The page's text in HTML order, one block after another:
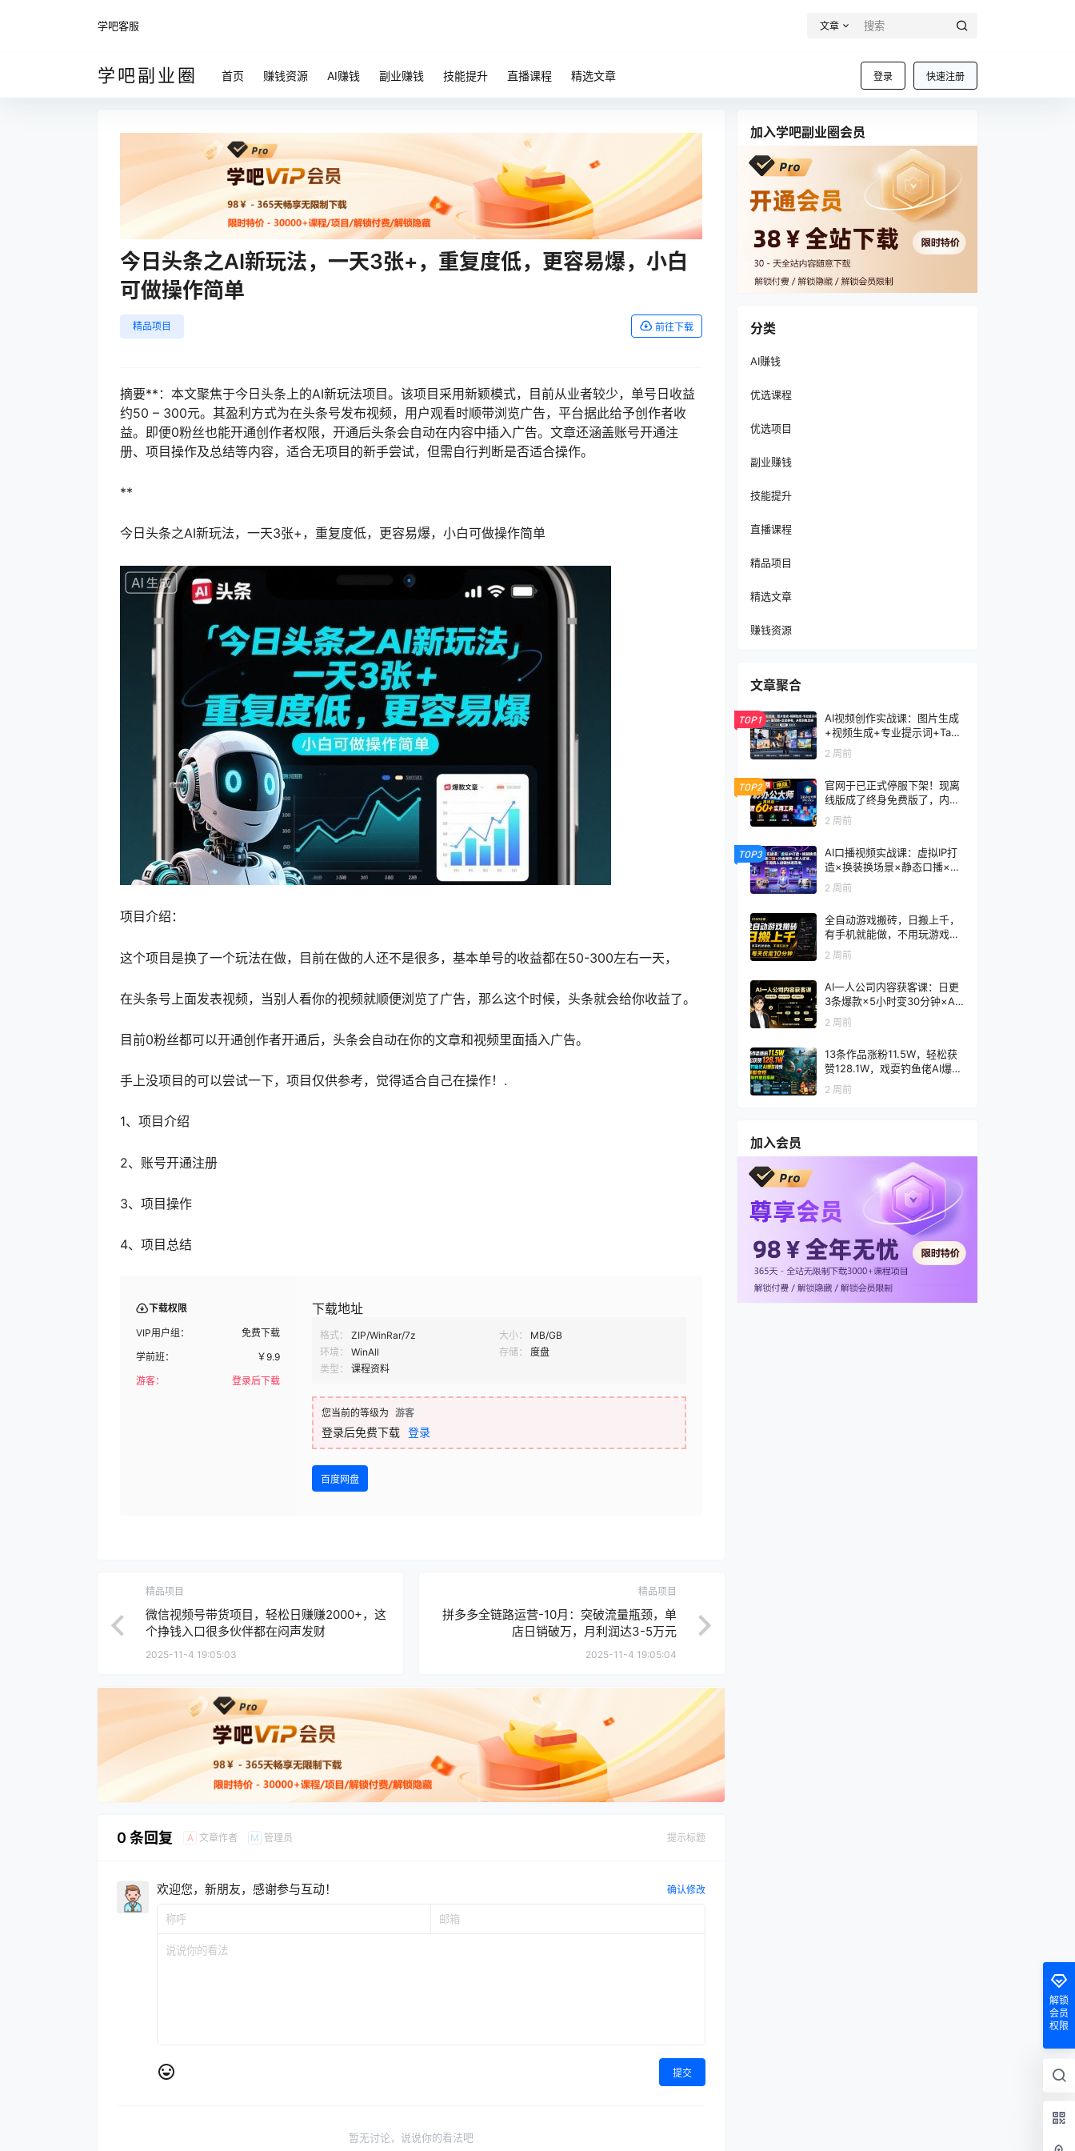
学吧客服 文章
学吧副业圈 登录 快速注册
首页 赚钱资源 AI赚钱 副业赚钱 技能提升 直播课程 精选文章
今日头条之AI新玩法，一天3张+，重复度低，更容易爆，小白
可做操作简单
精品项目 前往下载
摘要**：本文聚焦于今日头条上的AI新玩法项目。该项目采用新颖模式，目前从业者较少，单号日收益
约50 – 300元。其盈利方式为在头条号发布视频，用户观看时顺带浏览广告，平台据此给予创作者收
益。即便0粉丝也能开通创作者权限，开通后头条会自动在内容中插入广告。文章还涵盖账号开通注
册、项目操作及总结等内容，适合无项目的新手尝试，但需自行判断是否适合操作。
**
今日头条之AI新玩法，一天3张+，重复度低，更容易爆，小白可做操作简单
项目介绍：
这个项目是换了一个玩法在做，目前在做的人还不是很多，基本单号的收益都在50-300左右一天，
在头条号上面发表视频，当别人看你的视频就顺便浏览了广告，那么这个时候，头条就会给你收益了。
目前0粉丝都可以开通创作者开通后，头条会自动在你的文章和视频里面插入广告。
手上没项目的可以尝试一下，项目仅供参考，觉得适合自己在操作！.
1、项目介绍
2、账号开通注册
3、项目操作
4、项目总结
下载权限
VIP用户组：
免费下载
学前班：
￥9.9
游客：
登录后下载
下载地址
格式： ZIP/WinRar/7z 大小：
MB/GB
环境：
WinAll 存储：
度盘
类型：
课程资料
您当前的等级为 游客
登录后免费下载 登录
百度网盘
精品项目
微信视频号带货项目，轻松日赚赚2000+，这
个挣钱入口很多伙伴都在闷声发财
2025-11-4 19:05:03
精品项目
拼多多全链路运营-10月：突破流量瓶颈，单
店日销破万，月利润达3-5万元
2025-11-4 19:05:04
0 条回复 A 文章作者 M 管理员 提示标题
欢迎您，新朋友，感谢参与互动！ 确认修改
提交
暂无讨论，说说你的看法吧
加入学吧副业圈会员
分类
AI赚钱
优选课程
优选项目
副业赚钱
技能提升
直播课程
精品项目
精选文章
赚钱资源
文章聚合
TOP1
AI视频创作实战课：图片生成
+视频生成+专业提示词+TapN
ow×首尾帧+全能参考，从零
到电影感成片
2 周前
TOP2
官网于已正式停服下架！现离
线版成了终身免费版了，内置
60+实用工具 万彩办公大师离
线版 OfficeBox
2 周前
TOP3
AI口播视频实战课：虚拟IP打
造×换装换场景×静态口播×行
走带货×双人访谈，不用真人
出镜快速落地
2 周前
全自动游戏搬砖，日搬上千，
有手机就能做，不用玩游戏，
每天仅需10分钟
2 周前
AI一人公司内容获客课：日更
3条爆款×5小时变30分钟×AI
员工自动打工，轻松实现多平
台获客
2 周前
13条作品涨粉11.5W，轻松获
赞128.1W，戏耍钓鱼佬AI爆款
视频，多渠道变现，全套制作
思路拆解
2 周前
加入会员
解锁
会员
权限